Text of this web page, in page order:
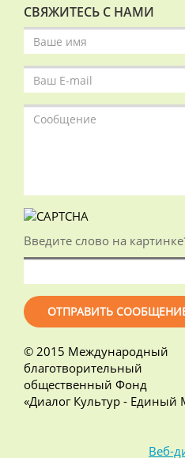
СВЯЖИТЕСЬ С НАМИ
Введите слово на картинке
© 2015 Международный
благотворительный
общественный Фонд
«Диалог Культур - Единый
Веб-